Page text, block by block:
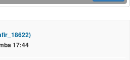
17:44